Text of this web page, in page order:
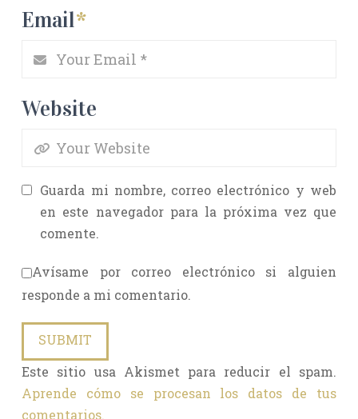
Email*
Website
Guarda mi nombre, correo electrónico y web
en este navegador para la próxima vez que
comente.
Avísame por correo electrónico si alguien
responde a mi comentario.
Este sitio usa Akismet para reducir el spam.
Aprende cómo se procesan los datos de tus
comentarios.